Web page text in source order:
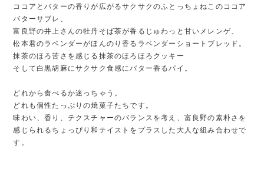
ココアとバターの香りが広がるサクサクのふとっちょねこのココア
バターサブレ、
富良野の井上さんの牡丹そば茶が香るじゅわっと甘いメレンゲ、
松本君のラベンダーがほんのり香るラベンダーショートブレッド。
抹茶のほろ苦さを感じる抹茶のほろほろクッキー
そして白黒胡麻にサクサク食感にバター香るパイ。
どれから食べるか迷っちゃう。
どれも個性たっぷりの焼菓子たちです。
味わい、香り、テクスチャーのバランスを考え、富良野の素朴さを
感じられるちょっぴり和テイストをプラスした大人な組み合わせで
す。